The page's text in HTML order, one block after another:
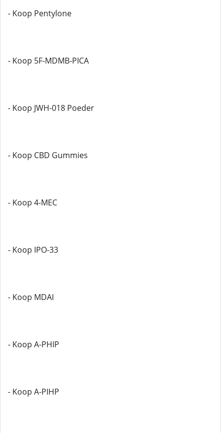
- Koop Pentylone
- Koop 5F-MDMB-PICA
- Koop JWH-018 Poeder
- Koop CBD Gummies
- Koop 4-MEC
- Koop IPO-33
- Koop MDAI
- Koop A-PHIP
- Koop A-PIHP